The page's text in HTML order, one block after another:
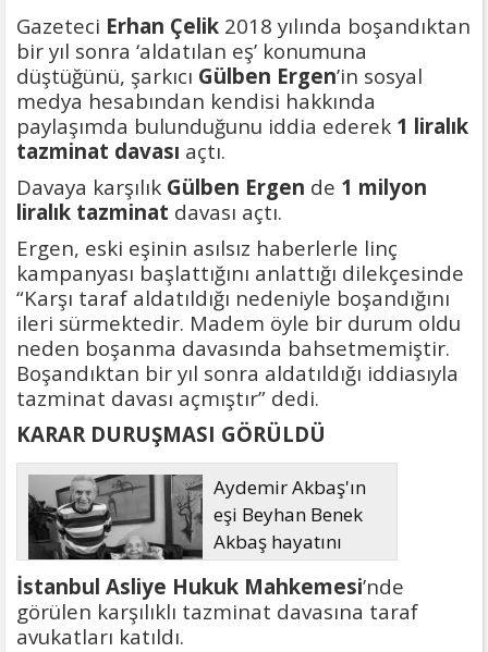
Gazeteci Erhan Çelik 2018 yılında boşandıktan
bir yıl sonra ‘aldatılan eş’ konumuna
düştüğünü, şarkıcı Gülben Ergen’in sosyal
medya hesabından kendisi hakkında
paylaşımda bulunduğunu iddia ederek 1 liralık
tazminat davası açtı.
Davaya karşılık Gülben Ergen de 1 milyon
liralık tazminat davası açtı.
Ergen, eski eşinin asılsız haberlerle linç
kampanyası başlattığını anlattığı dilekçesinde
“Karşı taraf aldatıldığı nedeniyle boşandığını
ileri sürmektedir. Madem öyle bir durum oldu
neden boşanma davasında bahsetmemiştir.
Boşandıktan bir yıl sonra aldatıldığı iddiasıyla
tazminat davası açmıştır” dedi.
KARAR DURUŞMASI GÖRÜLDÜ
Aydemir Akbaş'ın
eşi Beyhan Benek
Akbaş hayatını
kaybetti
İstanbul Asliye Hukuk Mahkemesi’nde
görülen karşılıklı tazminat davasına taraf
avukatları katıldı.